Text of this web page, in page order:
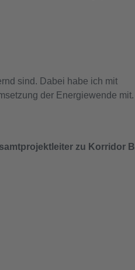
sind. Dabei habe ich mit
der Energiewende mit.
zu Korridor B